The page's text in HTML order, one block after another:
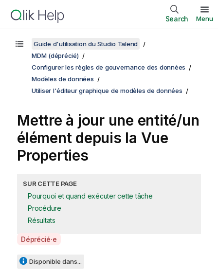
Search Menu
Guide d'utilisation du Studio Talend
MDM (déprécié)
Configurer les règles de gouvernance des données
Modèles de données
Utiliser l'éditeur graphique de modèles de données
Mettre à jour une entité/un
élément depuis la Vue
Properties
SUR CETTE PAGE
Pourquoi et quand exécuter cette tâche
Procédure
Résultats
A
a
Déprécié·e
Disponible dans...